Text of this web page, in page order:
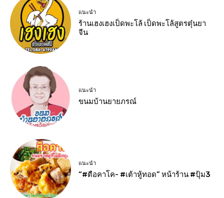
แนะนำ
ร้านเฮงเฮงเป็ดพะโล้ เป็ดพะโล้สูตรตุ๋นยา
จีน
แนะนำ
ขนมบ้านยายภรณ์
แนะนำ
“#ตือคาโค- #เต้าหู้ทอด” หน้าร้าน #ปุ้ม3